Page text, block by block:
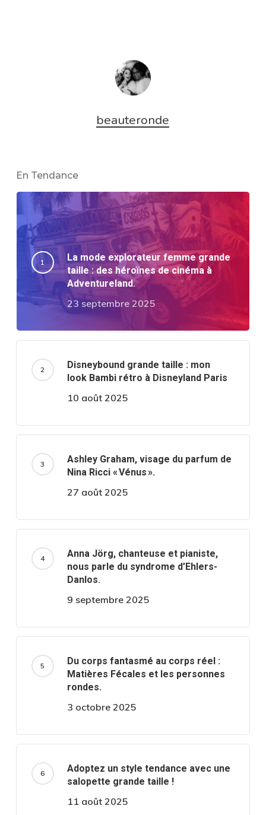
beauteronde
En Tendance
La mode explorateur femme grande
taille : des héroïnes de cinéma à
Adventureland.
23 septembre 2025
Disneybound grande taille : mon
look Bambi rétro à Disneyland Paris
10 août 2025
Ashley Graham, visage du parfum de
Nina Ricci « Vénus ».
27 août 2025
Anna Jörg, chanteuse et pianiste,
nous parle du syndrome d’Ehlers-
Danlos.
9 septembre 2025
Du corps fantasmé au corps réel :
Matières Fécales et les personnes
rondes.
3 octobre 2025
Adoptez un style tendance avec une
salopette grande taille !
11 août 2025